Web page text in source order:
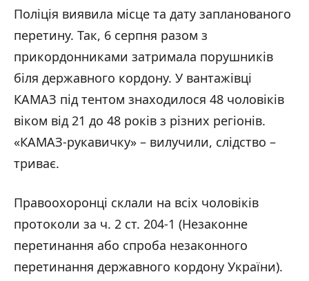
Поліція виявила місце та дату запланованого
перетину. Так, 6 серпня разом з
прикордонниками затримала порушників
біля державного кордону. У вантажівці
КАМАЗ під тентом знаходилося 48 чоловіків
віком від 21 до 48 років з різних регіонів.
«КАМАЗ-рукавичку» – вилучили, слідство –
триває.
Правоохоронці склали на всіх чоловіків
протоколи за ч. 2 ст. 204-1 (Незаконне
перетинання або спроба незаконного
перетинання державного кордону України).